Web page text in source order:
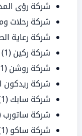
شركة رؤى
شركة رحلات
شركة رعاية
شركة ركين (1)
شركة روشن (1)
شركة ريدكون
شركة سابك (1)
شركة ساتورب
شركة ساكو (1)